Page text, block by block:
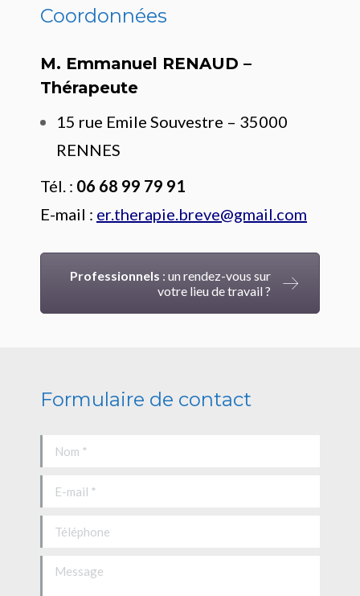
Coordonnées
M. Emmanuel RENAUD –
Thérapeute
15 rue Emile Souvestre – 35000
RENNES
Tél. : 06 68 99 79 91
E-mail : er.therapie.breve@gmail.com
Professionnels : un rendez-vous sur
votre lieu de travail ?
Formulaire de contact
Nom *
E-mail *
Téléphone
Message